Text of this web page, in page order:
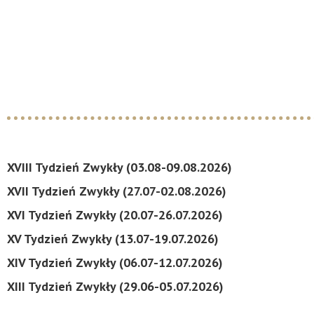
XVIII Tydzień Zwykły (03.08-09.08.2026)
XVII Tydzień Zwykły (27.07-02.08.2026)
XVI Tydzień Zwykły (20.07-26.07.2026)
XV Tydzień Zwykły (13.07-19.07.2026)
XIV Tydzień Zwykły (06.07-12.07.2026)
XIII Tydzień Zwykły (29.06-05.07.2026)